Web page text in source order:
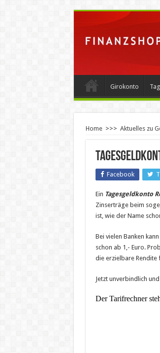
Girokonto
Home >>> Aktuelles zu
Facebook
Ein Tagesgeldkonto
Zinserträge beim
ist, wie der Name
Bei vielen Banken
schon ab 1,- Euro.
die erzielbare
Jetzt unverbindlich